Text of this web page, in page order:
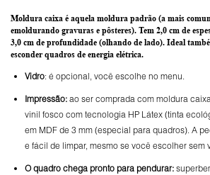
Moldura caixa é aquela moldura padrão (a mais
emoldurando gravuras e pôsteres). Tem 2,0 cm de
3,0 cm de profundidade (olhando de lado). Ideal
esconder quadros de energia elétrica.
Vidro: é opcional, você escolhe no menu.
Impressão: ao ser comprada com moldura
vinil fosco com tecnologia HP Látex (tinta
em MDF de 3 mm (especial para quadros). A
e fácil de limpar, mesmo se você escolher sem
Oquadro chega pronto para pendurar: